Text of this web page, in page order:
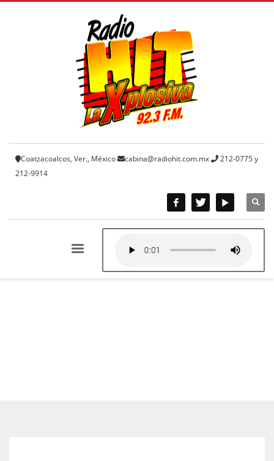
Coatzacoalcos, Ver., México cabina@radiohit.com.mx
212-0775 y
212-9914